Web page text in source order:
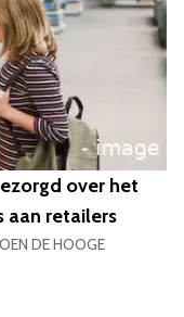
Aan Retailers
over het
aan retailers
DE HOOGE